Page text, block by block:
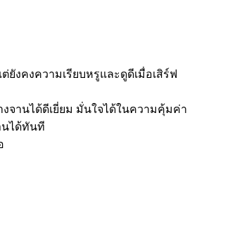
งคงความเรียบหรูและดูดีเมื่อเสิร์ฟ
จานได้ดีเยี่ยม มั่นใจได้ในความคุ้มค่า
นได้ทันที